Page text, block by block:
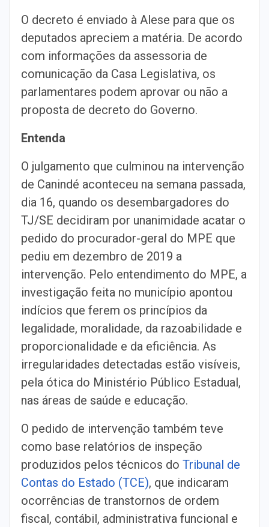
O decreto é enviado à Alese para que os
deputados apreciem a matéria. De acordo
com informações da assessoria de
comunicação da Casa Legislativa, os
parlamentares podem aprovar ou não a
proposta de decreto do Governo.
Entenda
O julgamento que culminou na intervenção
de Canindé aconteceu na semana passada,
dia 16, quando os desembargadores do
TJ/SE decidiram por unanimidade acatar o
pedido do procurador-geral do MPE que
pediu em dezembro de 2019 a
intervenção. Pelo entendimento do MPE, a
investigação feita no município apontou
indícios que ferem os princípios da
legalidade, moralidade, da razoabilidade e
proporcionalidade e da eficiência. As
irregularidades detectadas estão visíveis,
pela ótica do Ministério Público Estadual,
nas áreas de saúde e educação.
O pedido de intervenção também teve
como base relatórios de inspeção
produzidos pelos técnicos do Tribunal de
Contas do Estado (TCE), que indicaram
ocorrências de transtornos de ordem
fiscal, contábil, administrativa funcional e